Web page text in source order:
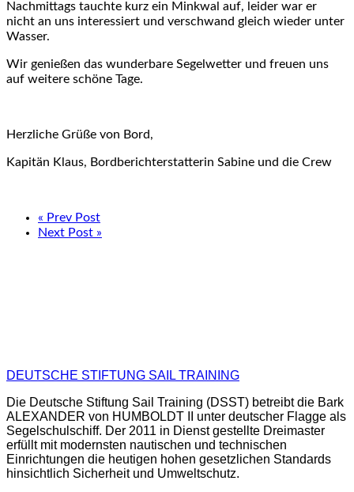
Nachmittags tauchte kurz ein Minkwal auf, leider war er
nicht an uns interessiert und verschwand gleich wieder unter
Wasser.
Wir genießen das wunderbare Segelwetter und freuen uns
auf weitere schöne Tage.
Herzliche Grüße von Bord,
Kapitän Klaus, Bordberichterstatterin Sabine und die Crew
« Prev Post
Next Post »
DEUTSCHE STIFTUNG SAIL TRAINING
Die Deutsche Stiftung Sail Training (DSST) betreibt die Bark
ALEXANDER von HUMBOLDT II unter deutscher Flagge als
Segelschulschiff. Der 2011 in Dienst gestellte Dreimaster
erfüllt mit modernsten nautischen und technischen
Einrichtungen die heutigen hohen gesetzlichen Standards
hinsichtlich Sicherheit und Umweltschutz.